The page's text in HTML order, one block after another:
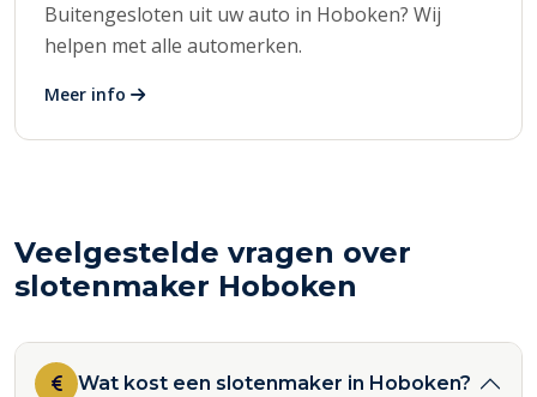
Buitengesloten uit uw auto in Hoboken? Wij
helpen met alle automerken.
Meer info
Veelgestelde vragen over
slotenmaker Hoboken
Wat kost een slotenmaker in Hoboken?